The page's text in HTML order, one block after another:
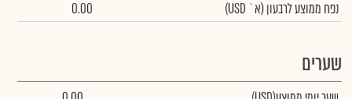
נפח ממוצע לרבעון (א` USD)
0.00
שערים